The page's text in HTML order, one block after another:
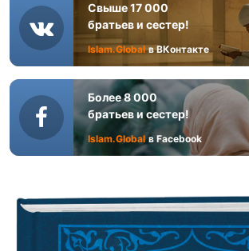
Свыше 17 000
братьев и сестер!
Islam.Global в ВКонтакте
Более 8 000
братьев и сестер!
Islam.Global в Facebook